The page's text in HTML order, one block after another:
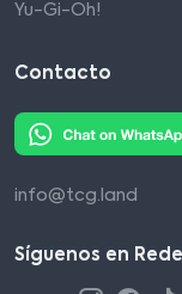
Yu-Gi-Oh!
Contacto
info@tcg.land
Síguenos en